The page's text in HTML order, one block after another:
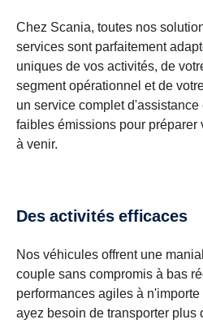
Chez Scania, toutes nos
services sont parfaitement
uniques de vos activités, de
segment opérationnel et de
un service complet d'assistance
faibles émissions pour préparer
à venir.
Des activités efficaces
Nos véhicules offrent une
couple sans compromis à bas
performances agiles à
ayez besoin de transporter plus